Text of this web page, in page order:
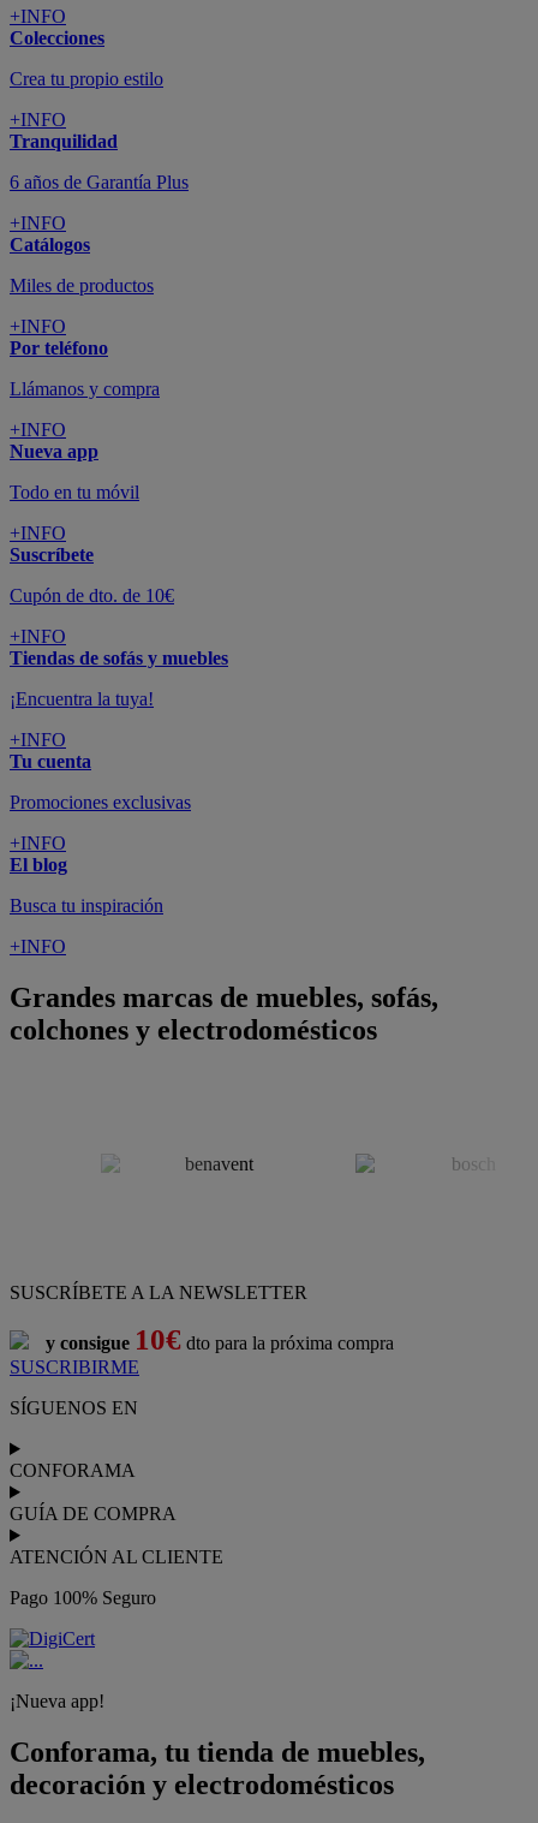
+INFO
Colecciones
Crea tu propio estilo
+INFO
Tranquilidad
6 años de Garantía Plus
+INFO
Catálogos
Miles de productos
+INFO
Por teléfono
Llámanos y compra
+INFO
Nueva app
Todo en tu móvil
+INFO
Suscríbete
Cupón de dto. de 10€
+INFO
Tiendas de sofás y muebles
¡Encuentra la tuya!
+INFO
Tu cuenta
Promociones exclusivas
+INFO
El blog
Busca tu inspiración
+INFO
Grandes marcas de muebles, sofás,
colchones y electrodomésticos
SUSCRÍBETE A LA NEWSLETTER
y consigue 10€ dto para la próxima compra
SUSCRIBIRME
SÍGUENOS EN
CONFORAMA
GUÍA DE COMPRA
ATENCIÓN AL CLIENTE
Pago 100% Seguro
¡Nueva app!
Conforama, tu tienda de muebles,
decoración y electrodomésticos